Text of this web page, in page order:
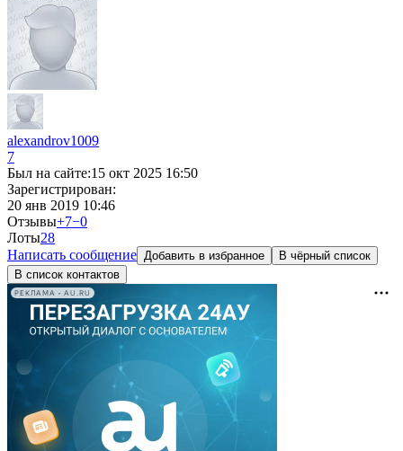
alexandrov1009
7
Был на сайте:15 окт 2025 16:50
Зарегистрирован:
20 янв 2019 10:46
Отзывы+7−0
Лоты28
Написать сообщение Добавить в избранное
В чёрный список
В список контактов
РЕКЛАМА • AU.RU